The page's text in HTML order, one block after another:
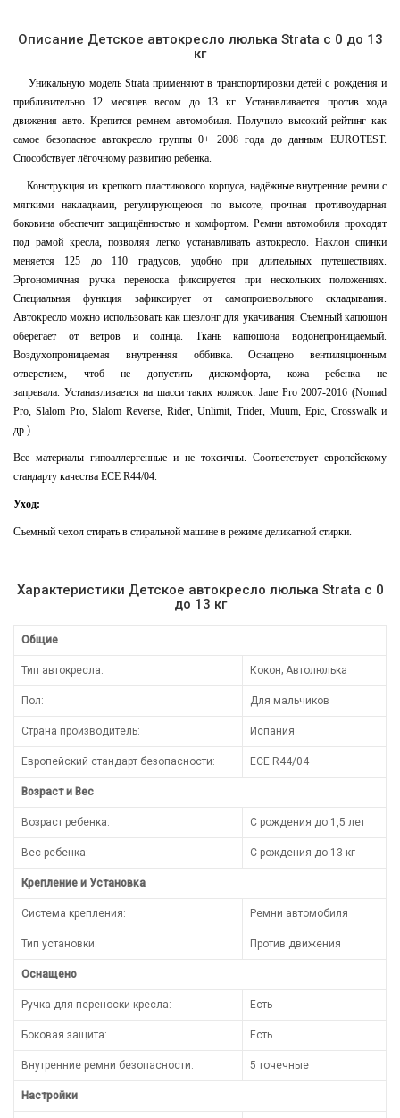
Описание Детское автокресло люлька Strata c 0 до 13
кг
Уникальную модель Strata применяют в транспортировки детей с рождения и
приблизительно 12 месяцев весом до 13 кг. Устанавливается против хода
движения авто. Крепится ремнем автомобиля. Получило высокий рейтинг как
самое безопасное автокресло группы 0+ 2008 года до данным ЕUROTEST.
Способствует лёгочному развитию ребенка.
Конструкция из крепкого пластикового корпуса, надёжные внутренние ремни с
мягкими накладками, регулирующеюся по высоте, прочная противоударная
боковина обеспечит защищённостью и комфортом. Ремни автомобиля проходят
под рамой кресла, позволяя легко устанавливать автокресло. Наклон спинки
меняется 125 до 110 градусов, удобно при длительных путешествиях.
Эргономичная ручка переноска фиксируется при нескольких положениях.
Специальная функция зафиксирует от самопроизвольного складывания.
Автокресло можно использовать как шезлонг для укачивания. Съемный капюшон
оберегает от ветров и солнца. Ткань капюшона водонепроницаемый.
Воздухопроницаемая внутренняя оббивка. Оснащено вентиляционным
отверстием, чтоб не допустить дискомфорта, кожа ребенка не
запревала. Устанавливается на шасси таких колясок: Jane Pro 2007-2016 (Nomad
Pro, Slalom Pro, Slalom Reverse, Rider, Unlimit, Trider, Muum, Epic, Crosswalk и
др.).
Все материалы гипоаллергенные и не токсичны. Соответствует европейскому
стандарту качества ECE R44/04.
Уход:
Съемный чехол стирать в стиральной машине в режиме деликатной стирки.
Характеристики Детское автокресло люлька Strata c 0
до 13 кг
Общие
Тип автокресла: Кокон; Автолюлька
Пол: Для мальчиков
Страна производитель: Испания
Европейский стандарт безопасности: ECE R44/04
Возраст и Вес
Возраст ребенка: С рождения до 1,5 лет
Вес ребенка: С рождения до 13 кг
Крепление и Установка
Система крепления: Ремни автомобиля
Тип установки: Против движения
Оснащено
Ручка для переноски кресла: Есть
Боковая защита: Есть
Внутренние ремни безопасности: 5 точечные
Настройки